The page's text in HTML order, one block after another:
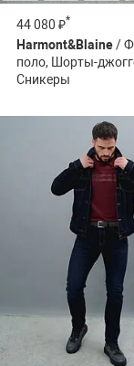
44 080 ₽*
Harmont&Blaine/
поло, Шорты-
Сникеры